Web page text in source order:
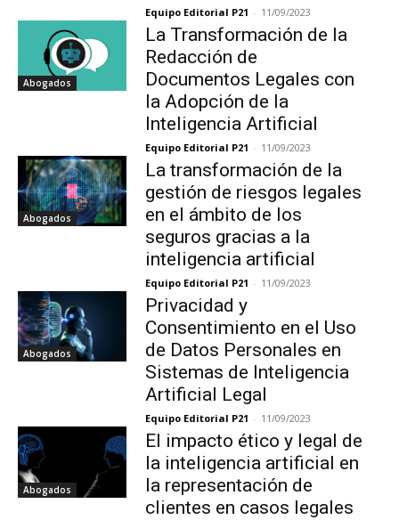
Equipo Editorial P21 - 11/09/2023
Abogados
La Transformación de la
Redacción de
Documentos Legales con
la Adopción de la
Inteligencia Artificial
Equipo Editorial P21 - 11/09/2023
Abogados
La transformación de la
gestión de riesgos legales
en el ámbito de los
seguros gracias a la
inteligencia artificial
Equipo Editorial P21 - 11/09/2023
Abogados
Privacidad y
Consentimiento en el Uso
de Datos Personales en
Sistemas de Inteligencia
Artificial Legal
Equipo Editorial P21 - 11/09/2023
Abogados
El impacto ético y legal de
la inteligencia artificial en
la representación de
clientes en casos legales